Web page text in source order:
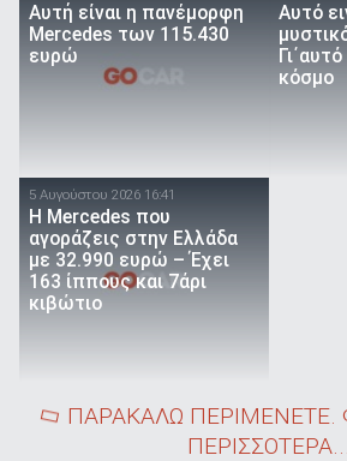
Αυτή είναι η πανέμορφη
Mercedes των 115.430
ευρώ
Αυτό
κόσμο
5 Αυγούστου 2026 16:41
Η Mercedes που
αγοράζεις στην Ελλάδα
με 32.990 ευρώ – Έχει
163 ίππους και 7άρι
κιβώτιο
ΠΑΡΑΚΑΛΩ ΠΕΡΙΜΕΝΕΤΕ.
ΠΕΡΙΣΣΟΤΕΡΑ...